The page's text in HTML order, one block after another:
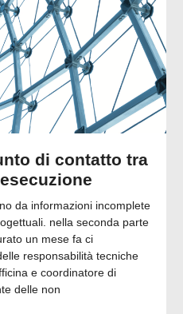
di contatto tra
da informazioni incomplete
nella seconda parte
un mese fa ci
responsabilità tecniche
e coordinatore di
delle non